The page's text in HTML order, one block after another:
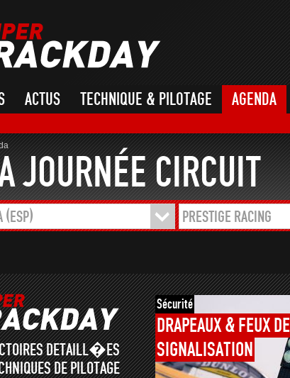
ACTUS TECHNIQUE & PILOTAGE AGENDA
JOURNÉE CIRCUIT
(ESP) PRESTIGE RACING
DETAILL�ES
DE PILOTAGE
Sécurité
DRAPEAUX& FEUX DE
SIGNALISATION